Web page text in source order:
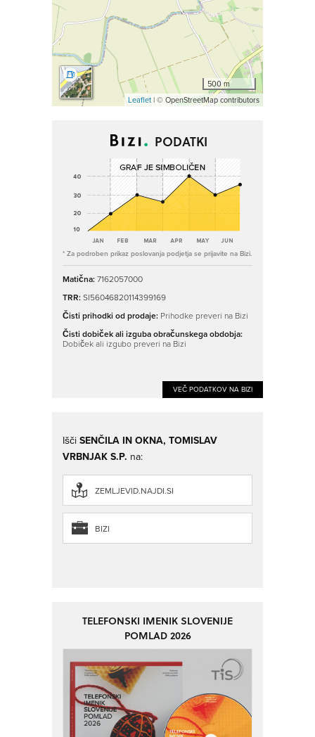
500 m
Leaflet| © OpenStreetMap contributors
PODATKI
* Za podroben prikaz poslovanja podjetja se prijavite na Bizi.
Matična:7162057000
TRR:SI56046820114399169
Čisti prihodki od prodaje: Prihodke preveri na Bizi
Čisti dobiček ali izguba obračunskega obdobja:
Dobiček ali izgubo preveri na Bizi
VEČ PODATKOV NA BIZI
IščiSENČILA IN OKNA, TOMISLAV
VRBNJAK S.P. na:
ZEMLJEVID.NAJDI.SI
BIZI
TELEFONSKI IMENIK SLOVENIJE
POMLAD 2026